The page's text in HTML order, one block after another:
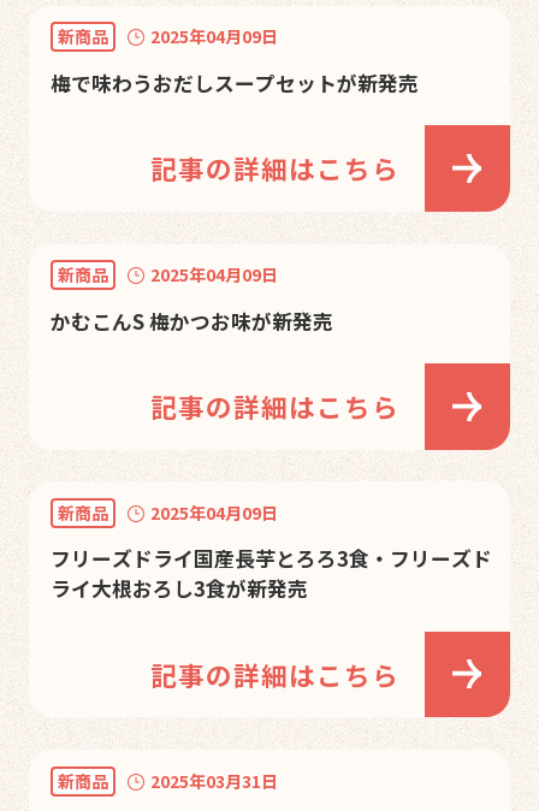
2025年04月09日
新商品
梅で味わうおだしスープセットが新発売
記事の詳細はこちら
2025年04月09日
新商品
かむこんS 梅かつお味が新発売
記事の詳細はこちら
2025年04月09日
新商品
フリーズドライ国産長芋とろろ3食・フリーズド
ライ大根おろし3食が新発売
記事の詳細はこちら
2025年03月31日
新商品